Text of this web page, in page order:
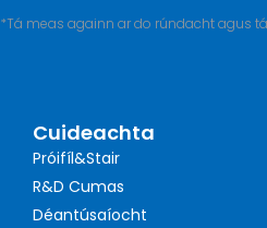
*Tá meas againn ar do rúndacht agus
Cuideachta
Próifíl&Stair
R&D Cumas
Déantúsaíocht